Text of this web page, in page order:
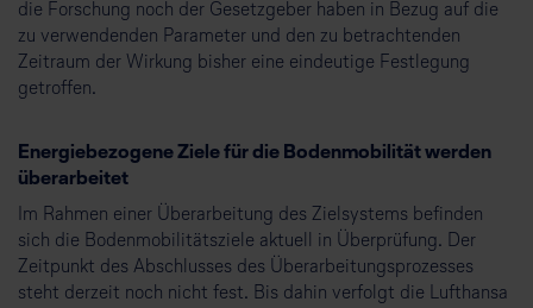
die Forschung noch der Gesetzgeber haben in Bezug auf die
zu verwendenden Parameter und den zu betrachtenden
Zeitraum der Wirkung bisher eine eindeutige Festlegung
getroffen.
Energiebezogene Ziele für die Bodenmobilität werden
überarbeitet
Im Rahmen einer Überarbeitung des Zielsystems befinden
sich die Bodenmobilitätsziele aktuell in Überprüfung. Der
Zeitpunkt des Abschlusses des Überarbeitungsprozesses
steht derzeit noch nicht fest. Bis dahin verfolgt die Lufthansa